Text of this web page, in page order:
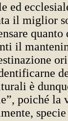
ed
il miglior
il
è
poiché la